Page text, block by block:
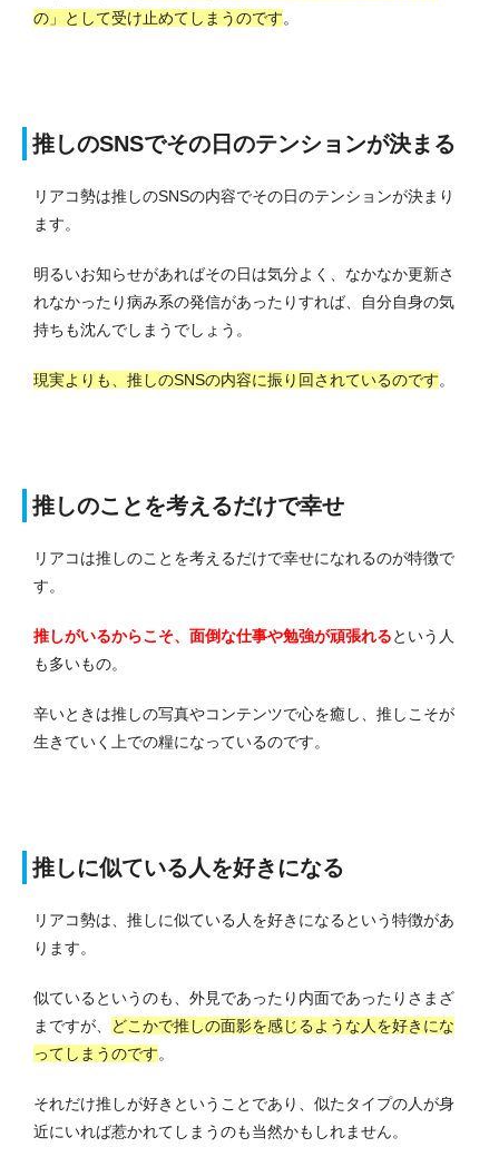
の」として受け止めてしまうのです。
推しのSNSでその日のテンションが決まる
リアコ勢は推しのSNSの内容でその日のテンションが決まり
ます。
明るいお知らせがあればその日は気分よく、なかなか更新さ
れなかったり病み系の発信があったりすれば、自分自身の気
持ちも沈んでしまうでしょう。
現実よりも、推しのSNSの内容に振り回されているのです。
推しのことを考えるだけで幸せ
リアコは推しのことを考えるだけで幸せになれるのが特徴で
す。
推しがいるからこそ、面倒な仕事や勉強が頑張れるという人
も多いもの。
辛いときは推しの写真やコンテンツで心を癒し、推しこそが
生きていく上での糧になっているのです。
推しに似ている人を好きになる
リアコ勢は、推しに似ている人を好きになるという特徴があ
ります。
似ているというのも、外見であったり内面であったりさまざ
まですが、
どこかで推しの面影を感じるような人を好きにな
ってしまうのです。
それだけ推しが好きということであり、似たタイプの人が身
近にいれば惹かれてしまうのも当然かもしれません。